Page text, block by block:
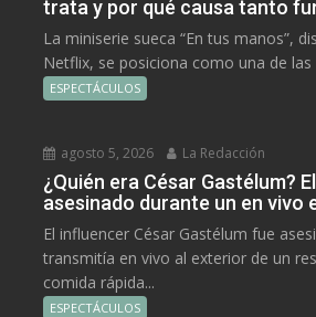
trata y por qué causa tanto
La miniserie sueca “En tus manos”,
Netflix, se posiciona como una de las
ESPECTÁCULOS
agosto 5, 2026 La Redacción
¿Quién era César Gastélum?
asesinado durante un en vivo
El influencer César Gastélum fue
transmitía en vivo al exterior de un
comida rápida...
ESPECTÁCULOS